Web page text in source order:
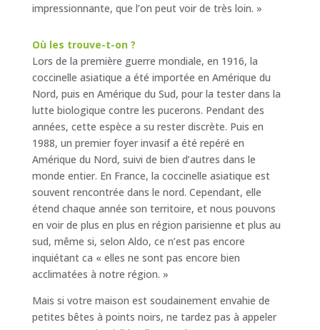
impressionnante, que l’on peut voir de très loin. »
Où les trouve-t-on ?
Lors de la première guerre mondiale, en 1916, la
coccinelle asiatique a été importée en Amérique du
Nord, puis en Amérique du Sud, pour la tester dans la
lutte biologique contre les pucerons. Pendant des
années, cette espèce a su rester discrète. Puis en
1988, un premier foyer invasif a été repéré en
Amérique du Nord, suivi de bien d’autres dans le
monde entier. En France, la coccinelle asiatique est
souvent rencontrée dans le nord. Cependant, elle
étend chaque année son territoire, et nous pouvons
en voir de plus en plus en région parisienne et plus au
sud, même si, selon Aldo, ce n’est pas encore
inquiétant ca « elles ne sont pas encore bien
acclimatées à notre région. »
Mais si votre maison est soudainement envahie de
petites bêtes à points noirs, ne tardez pas à appeler